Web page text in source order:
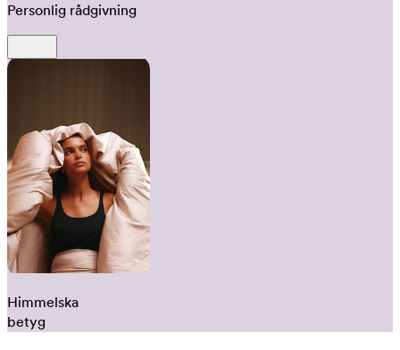
Personlig rådgivning
Himmelska
betyg